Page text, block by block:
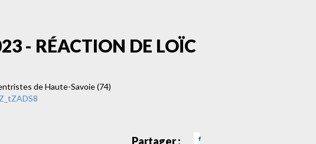
- RÉACTION DE LOÏC
de Haute-Savoie (74)
Partager :